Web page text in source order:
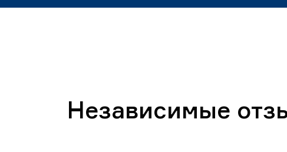
Независимые